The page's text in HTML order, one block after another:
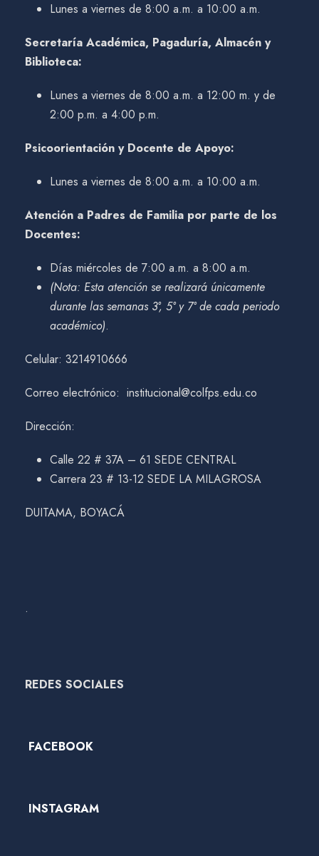
Lunes a viernes de 8:00 a.m. a 10:00 a.m.
Secretaría Académica, Pagaduría, Almacén y
Biblioteca:
Lunes a viernes de 8:00 a.m. a 12:00 m. y de
2:00 p.m. a 4:00 p.m.
Psicoorientación y Docente de Apoyo:
Lunes a viernes de 8:00 a.m. a 10:00 a.m.
Atención a Padres de Familia por parte de los
Docentes:
Días miércoles de 7:00 a.m. a 8:00 a.m.
(Nota: Esta atención se realizará únicamente
durante las semanas 3°, 5° y 7° de cada periodo
académico).
Celular: 3214910666
Correo electrónico: institucional@colfps.edu.co
Dirección:
Calle 22 # 37A – 61 SEDE CENTRAL
Carrera 23 # 13-12 SEDE LA MILAGROSA
DUITAMA, BOYACÁ
.
REDES SOCIALES
FACEBOOK
INSTAGRAM